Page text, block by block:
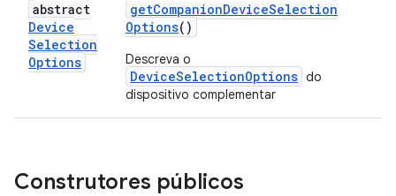
abstract
Device
Selection
Options
getCompanionDeviceSelection
Options()
Descreva o
DeviceSelectionOptions do
dispositivo complementar
Construtores públicos